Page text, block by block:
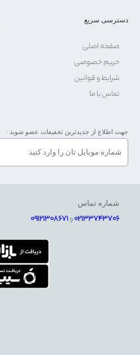
دسترسی سریع
صفحه اصلی
حریم خصوصی
شرایط و قوانین
تماس با ما
جهت اطلاع از جدیدترین تخفیفات عضو شوید :
شماره تماس
02133743706و09121308671